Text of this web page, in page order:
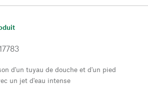
d'un tuyau de douche et d'un pied
un jet d'eau intense